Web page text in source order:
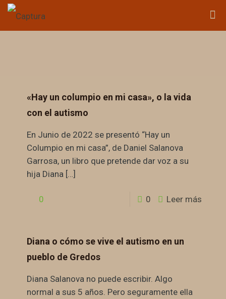
«Hay un columpio en mi casa», o la vida
con el autismo
En Junio de 2022 se presentó “Hay un
Columpio en mi casa”, de Daniel Salanova
Garrosa, un libro que pretende dar voz a su
hija Diana […]
0 0 Leer más
Diana o cómo se vive el autismo en un
pueblo de Gredos
Diana Salanova no puede escribir. Algo
normal a sus 5 años. Pero seguramente ella